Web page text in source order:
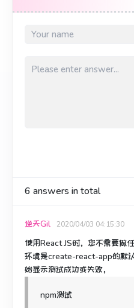
6 answers in total
逆天Gil 2020/04/03 04:15:30
使用React JS时，您不需要做任
环境是create-react-app的默认
始显示测试成功或失败，
npm测试